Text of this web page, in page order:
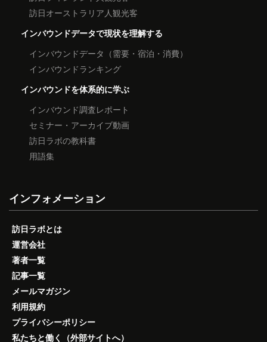
訪日オーストラリア人観光客
インバウンドデータで現状を理解する
インバウンドデータ（需要・宿泊・消費）
インバウンドランキング
インバウンドを体系的に学ぶ
インバウンド調査レポート
セミナー・アーカイブ動画
訪日ラボの教科書
用語集
インフォメーション
訪日ラボとは
運営会社
著者一覧
記事一覧
メールマガジン
利用規約
プライバシーポリシー
私たちと働く（外部サイトへ）